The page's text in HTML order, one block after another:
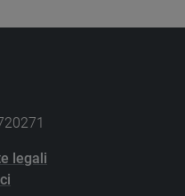
legali